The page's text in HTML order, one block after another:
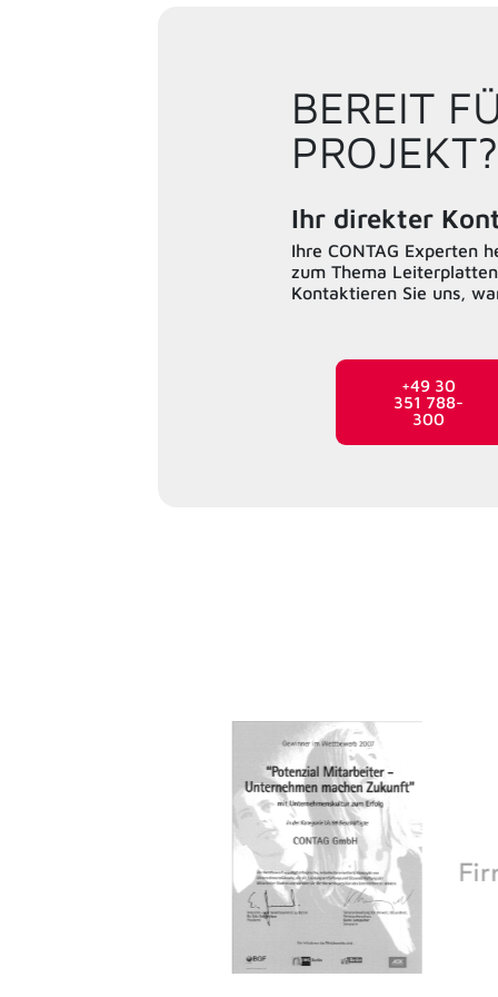
BEREIT
PROJEKT?
Ihr direkter
Ihre CONTAG Experten
zum Thema
Kontaktieren Sie uns,
+49 30
351 788-
300